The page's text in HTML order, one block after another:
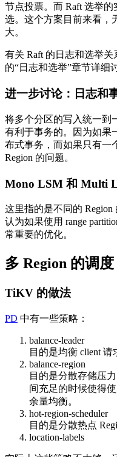
节点投票。而 Raft 选举
选。这个方案目前来看，
大。
有关 Raft 的日志和选举
的“日志和选举”章节详细
进一步讨论：日志和
将多个分区的写入统一到
有利于事务的。因为如果
布式事务，而如果只有一
Region 的问题。
Mono LSM 和 Multi
这里指的是不同的 Region
认为如果使用 range
常重要的优化。
多 Region 的调度
TiKV 的做法
PD 中有一些策略：
balance-leader
目的是均衡 client 请
balance-region
目的是分散存储压
间充足的时候使得
余量均衡。
hot-region-scheduler
目的是分散热点
location-labels